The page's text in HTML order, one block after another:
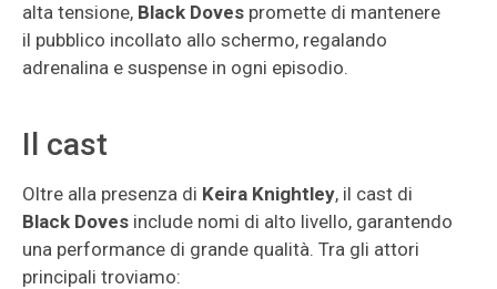
alta tensione, Black Doves promette di mantenere
il pubblico incollato allo schermo, regalando
adrenalina e suspense in ogni episodio.
Il cast
Oltre alla presenza di Keira Knightley, il cast di
Black Doves include nomi di alto livello, garantendo
una performance di grande qualità. Tra gli attori
principali troviamo: